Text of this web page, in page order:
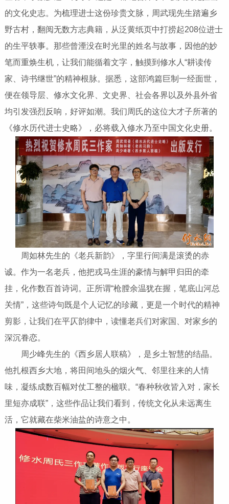
的文化史志。为梳理进士这份珍贵文脉，周武现先生踏遍乡
野古村，翻阅无数方志典籍，从泛黄纸页中打捞起208位进士
的生平轶事。那些曾湮没在时光里的姓名与故事，因他的妙
笔而重焕生机，让我们能循着文字，触摸到修水人“耕读传
家、诗书继世”的精神根脉。据悉，这部鸿篇巨制一经面世，
便在领导层、修水文化界、文史界、社会各界以及外县外省
均引发强烈反响，好评如潮。我们周氏的这位大才子所著的
《修水历代进士史略》，必将载入修水乃至中国文化史册。
周如林先生的《老兵新韵》，字里行间满是滚烫的赤
诚。作为一名老兵，他把戎马生涯的豪情与解甲归田的牵
挂，化作数百首诗词。正所谓“枪膛余温犹在握，笔底山河总
关情”，这些诗句既是个人记忆的珍藏，更是一个时代的精神
剪影，让我们在平仄韵律中，读懂老兵们对家国、对家乡的
深沉眷恋。
周少峰先生的《西乡居人联稿》，是乡土智慧的结晶。
他扎根西乡大地，将田间地头的烟火气、邻里往来的人情
味，凝练成数百幅对仗工整的楹联。“春种秋收皆入对，家长
里短亦成联”，这些作品让我们看到，传统文化从未远离生
活，它就藏在柴米油盐的诗意之中。